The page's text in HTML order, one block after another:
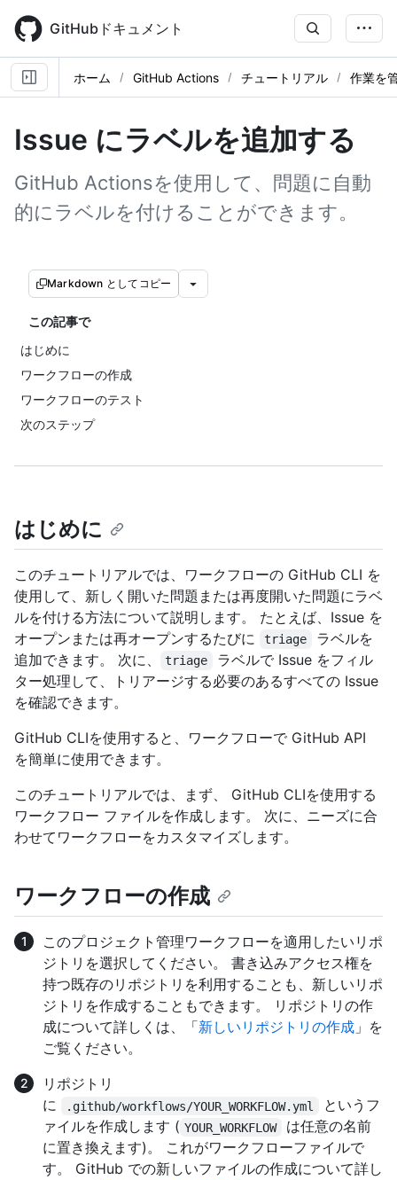
main
content
GitHubドキュメント
ホーム GitHub Actions チュートリアル 作業を
Issue にラベルを追加する
GitHub Actionsを使用して、問題に自動
的にラベルを付けることができます。
Markdown としてコピー
この記事で
はじめに
ワークフローの作成
ワークフローのテスト
次のステップ
はじめに
このチュートリアルでは、ワークフローの GitHub CLI を
使用して、新しく開いた問題または再度開いた問題にラベ
ルを付ける方法について説明します。 たとえば、Issue を
オープンまたは再オープンするたびに
triage
ラベルを
追加できます。 次に、
triage
ラベルで Issue をフィル
ター処理して、トリアージする必要のあるすべての Issue
を確認できます。
GitHub CLIを使用すると、ワークフローで GitHub API
を簡単に使用できます。
このチュートリアルでは、まず、 GitHub CLIを使用する
ワークフロー ファイルを作成します。 次に、ニーズに合
わせてワークフローをカスタマイズします。
ワークフローの作成
このプロジェクト管理ワークフローを適用したいリポ
ジトリを選択してください。 書き込みアクセス権を
持つ既存のリポジトリを利用することも、新しいリポ
ジトリを作成することもできます。 リポジトリの作
成について詳しくは、「新しいリポジトリの作成 」を
ご覧ください。
リポジトリ
に
.github/workflows/YOUR_WORKFLOW.yml
というフ
ァイルを作成します ( YOUR_WORKFLOW
は任意の名前
に置き換えます)。 これがワークフローファイルで
す。 GitHub での新しいファイルの作成について詳し